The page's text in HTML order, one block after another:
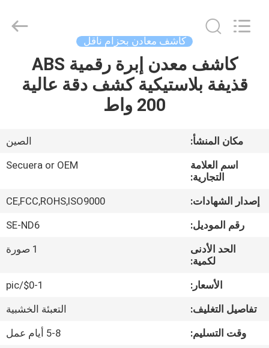
مسكن
معلومات
جولة
المعمل
مراقبة
الجودة
اتصل
كاشف معادن بحزام ناقل
كاشف معدن إبرة رقمية ABS
قذيفة بلاستيكية كشف دقة عالية
200 واط
مكان المنشأ:
الصين
اسم العلامة
التجارية:
Secuera or OEM
إصدار الشهادات:
CE,FCC,ROHS,ISO9000
رقم الموديل:
SE-ND6
الحد الأدنى
لكمية:
1 صورة
الأسعار:
$0-1/pic
تفاصيل التغليف:
التعبئة الخشبية
وقت التسليم:
5-8 أيام عمل